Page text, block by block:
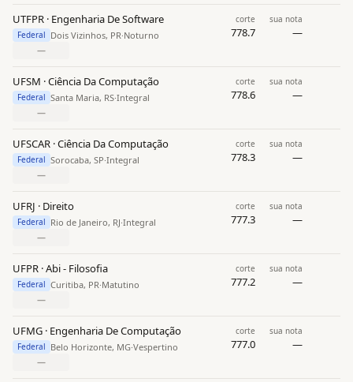
UTFPR · Engenharia De Software
Federal Dois Vizinhos, PR·Noturno
corte
778.7
sua nota
—
—
UFSM · Ciência Da Computação
Federal Santa Maria, RS·Integral
corte
778.6
sua nota
—
—
UFSCAR · Ciência Da Computação
Federal Sorocaba, SP·Integral
corte
778.3
sua nota
—
—
UFRJ · Direito
Federal Rio de Janeiro, RJ·Integral
corte
777.3
sua nota
—
—
UFPR · Abi - Filosofia
Federal Curitiba, PR·Matutino
corte
777.2
sua nota
—
—
UFMG · Engenharia De Computação
Federal Belo Horizonte, MG·Vespertino
corte
777.0
sua nota
—
—